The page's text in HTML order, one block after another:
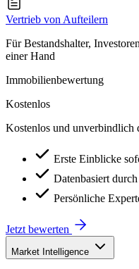
Vertrieb von Aufteilern
Für Bestandshalter,
einer Hand
Immobilienbewertung
Kostenlos
Kostenlos und unverbindlich
Erste Einblicke
Datenbasiert
Persönliche
Jetzt bewerten
Market Intelligence